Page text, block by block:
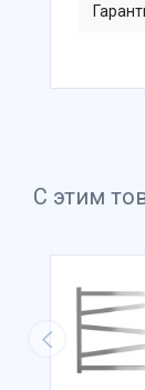
С этим